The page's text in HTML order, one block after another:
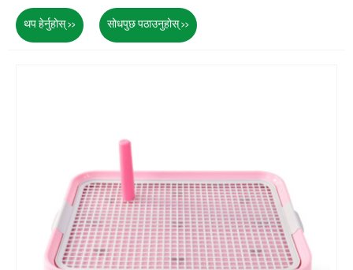
थप हेर्नुहोस् >> सोधपुछ पठाउनुहोस् >>